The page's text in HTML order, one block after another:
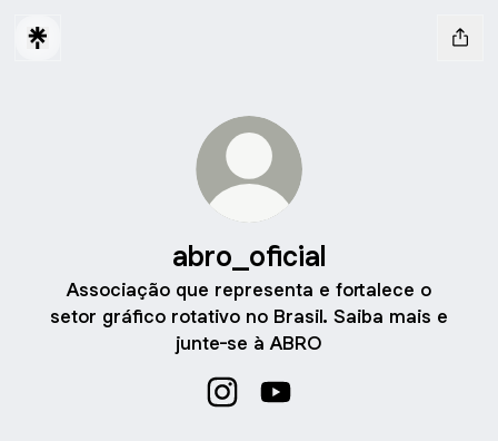
abro_oficial
Associação que representa e fortalece o
setor gráfico rotativo no Brasil. Saiba mais e
junte-se à ABRO